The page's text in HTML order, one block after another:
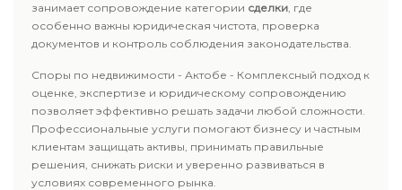
занимает сопровождение категории сделки, где
особенно важны юридическая чистота, проверка
документов и контроль соблюдения законодательства.
Споры по недвижимости - Актобе - Комплексный подход к
оценке, экспертизе и юридическому сопровождению
позволяет эффективно решать задачи любой сложности.
Профессиональные услуги помогают бизнесу и частным
клиентам защищать активы, принимать правильные
решения, снижать риски и уверенно развиваться в
условиях современного рынка.